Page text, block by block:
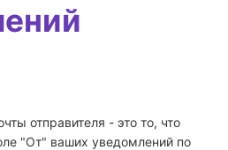
отправителя - это то, что
"От" ваших уведомлений по